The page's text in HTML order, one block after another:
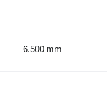
6.500 mm